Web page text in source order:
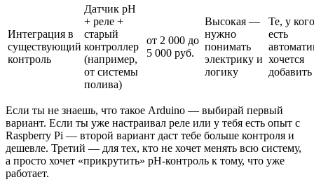
Интеграция в
существующий
контроль
Датчик pH
+ реле +
старый
контроллер
(например,
от системы
полива)
от 2 000 до
5 000 руб.
Высокая —
нужно
понимать
электрику и
логику
Те, у
есть
хочется
Если ты не знаешь, что такое Arduino — выбирай первый
вариант. Если ты уже настраивал реле или у тебя есть опыт с
Raspberry Pi — второй вариант даст тебе больше контроля и
дешевле. Третий — для тех, кто не хочет менять всю систему,
а просто хочет «прикрутить» pH-контроль к тому, что уже
работает.